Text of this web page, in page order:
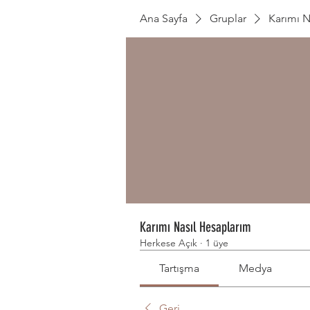
Ana Sayfa Gruplar Karımı
Karımı Nasıl Hesaplarım
Herkese Açık · 1 üye
Tartışma Medya